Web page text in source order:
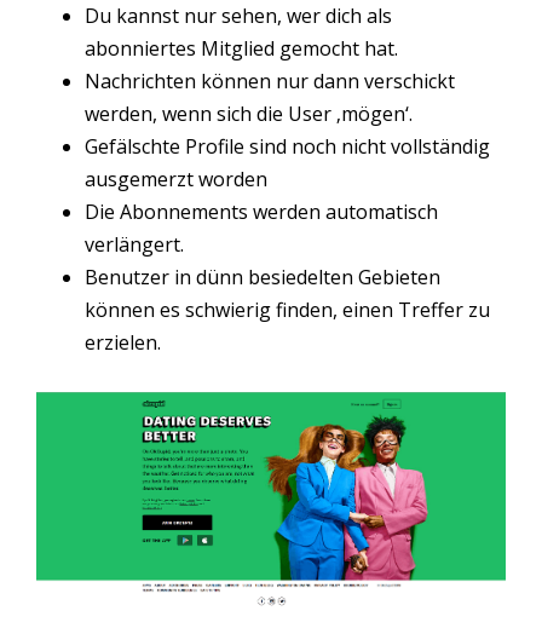
Du kannst nur sehen, wer dich als
abonniertes Mitglied gemocht hat.
Nachrichten können nur dann verschickt
werden, wenn sich die User ‚mögen‘.
Gefälschte Profile sind noch nicht vollständig
ausgemerzt worden
Die Abonnements werden automatisch
verlängert.
Benutzer in dünn besiedelten Gebieten
können es schwierig finden, einen Treffer zu
erzielen.